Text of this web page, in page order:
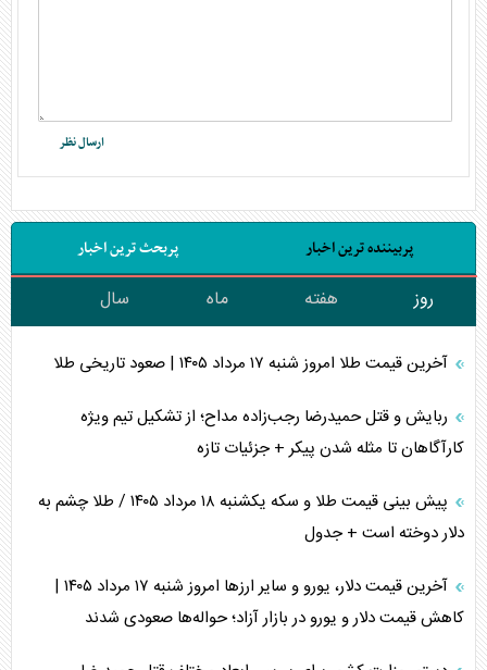
پربیننده ترین اخبار پربحث ترین اخبار
روز هفته ماه سال
آخرین قیمت طلا امروز شنبه ۱۷ مرداد ۱۴۰۵ | صعود تاریخی طلا
ربایش و قتل حمیدرضا رجب‌زاده مداح؛ از تشکیل تیم ویژه
کارآگاهان تا مثله شدن پیکر + جزئیات تازه
پیش بینی قیمت طلا و سکه یکشنبه ۱۸ مرداد ۱۴۰۵ / طلا چشم به
دلار دوخته است + جدول
آخرین قیمت دلار، یورو و سایر ارز‌ها امروز شنبه ۱۷ مرداد ۱۴۰۵ |
کاهش قیمت دلار و یورو در بازار آزاد؛ حواله‌ها صعودی شدند